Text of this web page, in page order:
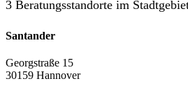
3 Beratungsstandorte im
Santander
Georgstraße 15
30159 Hannover